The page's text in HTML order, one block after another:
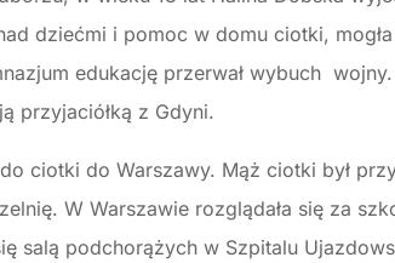
dziećmi i pomoc w domu ciotki,
edukację przerwał wybuch wojny.
przyjaciółką z Gdyni.
ciotki do Warszawy. Mąż ciotki był
W Warszawie rozglądała się za
salą podchorążych w Szpitalu